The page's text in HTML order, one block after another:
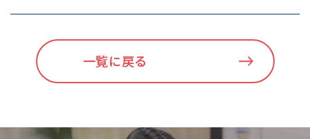
一覧に戻る